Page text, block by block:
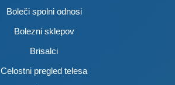
Boleči spolni odnosi
Bolezni sklepov
Brisalci
Celostni pregled telesa